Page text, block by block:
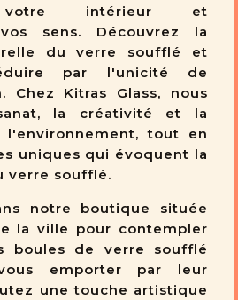
votre intérieur et
sens. Découvrez la
du verre soufflé et
par l'unicité de
Chez Kitras Glass, nous
la créativité et la
l'environnement, tout en
uniques qui évoquent la
verre soufflé.
notre boutique située
la ville pour contempler
boules de verre soufflé
vous emporter par leur
une touche artistique